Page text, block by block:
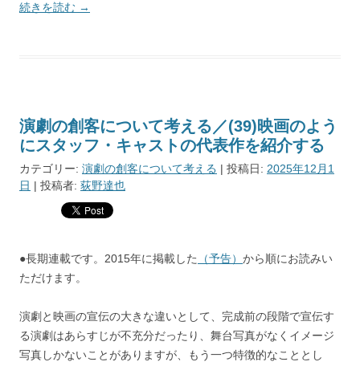
続きを読む →
演劇の創客について考える／(39)映画のよう
にスタッフ・キャストの代表作を紹介する
カテゴリー: 演劇の創客について考える | 投稿日: 2025年12月1
日 | 投稿者: 荻野達也
●長期連載です。2015年に掲載した （予告） から順にお読みい
ただけます。
演劇と映画の宣伝の大きな違いとして、完成前の段階で宣伝す
る演劇はあらすじが不充分だったり、舞台写真がなくイメージ
写真しかないことがありますが、もう一つ特徴的なこととし